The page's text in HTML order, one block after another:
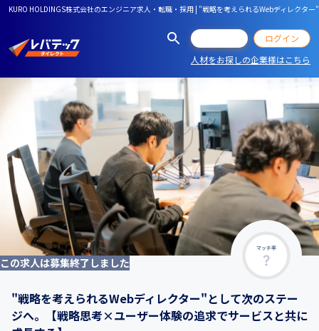
KURO HOLDINGS株式会社のエンジニア求人・転職・採用 | "戦略を考えられるWebディレク
ログイン
人材をお探しの企業様はこちら
マッチ率
この求人は募集終了しました
"戦略を考えられるWebディレクター"として次のステー
ジへ。【戦略思考×ユーザー体験の追求でサービスと共に